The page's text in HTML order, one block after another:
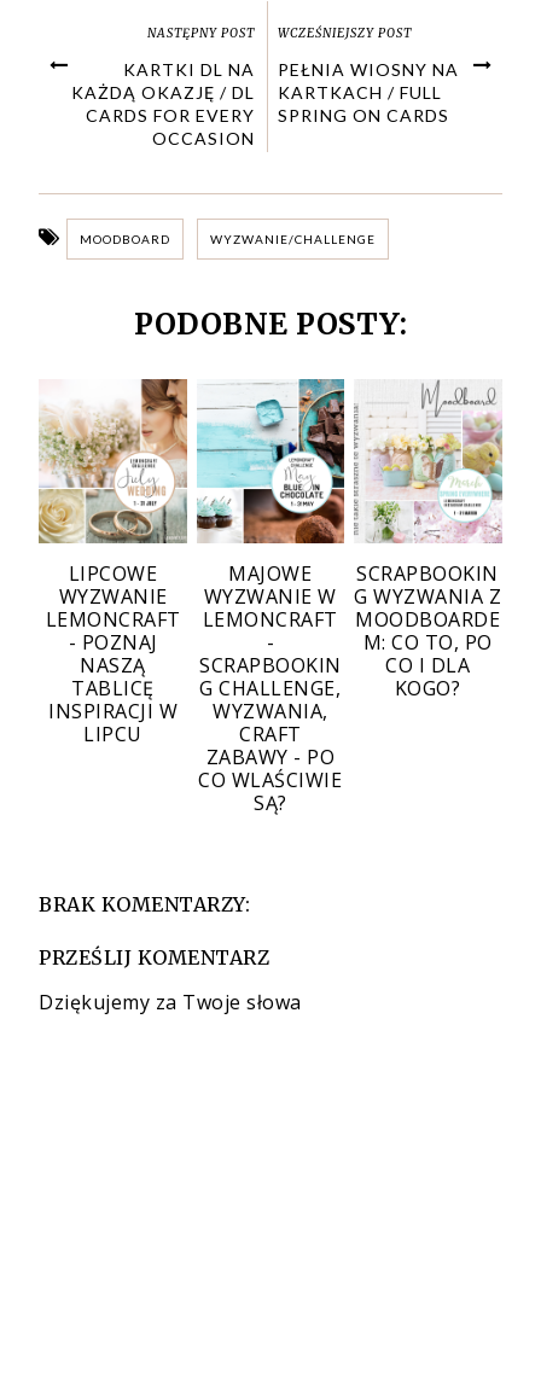
NASTĘPNY POST
KARTKI DL NA
KAŻDĄ OKAZJĘ / DL
CARDS FOR EVERY
OCCASION
WCZEŚNIEJSZY POST
PEŁNIA WIOSNY NA
KARTKACH / FULL
SPRING ON CARDS
MOODBOARD WYZWANIE/CHALLENGE
PODOBNE POSTY:
LIPCOWE
WYZWANIE
LEMONCRAFT
- POZNAJ
NASZĄ
TABLICĘ
INSPIRACJI W
LIPCU
MAJOWE
WYZWANIE W
LEMONCRAFT
-
SCRAPBOOKIN
G CHALLENGE,
WYZWANIA,
CRAFT
ZABAWY - PO
CO WLAŚCIWIE
SĄ?
SCRAPBOOKIN
G WYZWANIA Z
MOODBOARDE
M: CO TO, PO
CO I DLA
KOGO?
BRAK KOMENTARZY:
PRZEŚLIJ KOMENTARZ
Dziękujemy za Twoje słowa